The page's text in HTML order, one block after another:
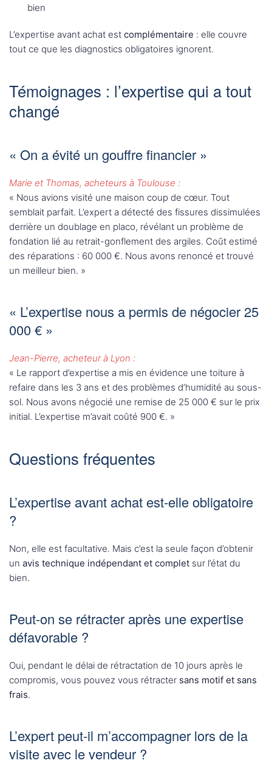
bien
L’expertise avant achat est complémentaire : elle couvre
tout ce que les diagnostics obligatoires ignorent.
Témoignages : l’expertise qui a tout
changé
« On a évité un gouffre financier »
Marie et Thomas, acheteurs à Toulouse :
« Nous avions visité une maison coup de cœur. Tout
semblait parfait. L’expert a détecté des fissures dissimulées
derrière un doublage en placo, révélant un problème de
fondation lié au retrait-gonflement des argiles. Coût estimé
des réparations : 60 000 €. Nous avons renoncé et trouvé
un meilleur bien. »
« L’expertise nous a permis de négocier 25
000 € »
Jean-Pierre, acheteur à Lyon :
« Le rapport d’expertise a mis en évidence une toiture à
refaire dans les 3 ans et des problèmes d’humidité au sous-
sol. Nous avons négocié une remise de 25 000 € sur le prix
initial. L’expertise m’avait coûté 900 €. »
Questions fréquentes
L’expertise avant achat est-elle obligatoire
?
Non, elle est facultative. Mais c’est la seule façon d’obtenir
un avis technique indépendant et complet sur l’état du
bien.
Peut-on se rétracter après une expertise
défavorable ?
Oui, pendant le délai de rétractation de 10 jours après le
compromis, vous pouvez vous rétracter sans motif et sans
frais.
L’expert peut-il m’accompagner lors de la
visite avec le vendeur ?